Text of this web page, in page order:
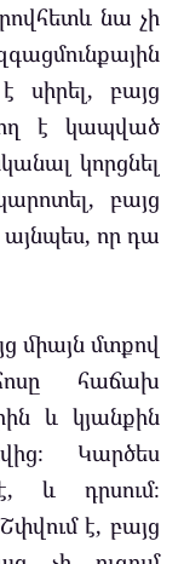
նա չի
սիրել, բայց
է կապված
կորցնել
բայց
այնպես, որ դա
միայն մտքով
հաճախ
և կյանքին
Կարծես
և դրսում։
է, բայց